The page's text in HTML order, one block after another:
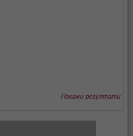
Покажи резултати